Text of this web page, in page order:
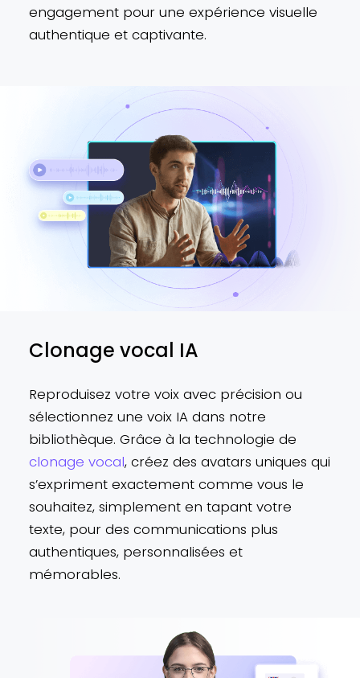
engagement pour une expérience visuelle
authentique et captivante.
Clonage vocal IA
Reproduisez votre voix avec précision ou
sélectionnez une voix IA dans notre
bibliothèque. Grâce à la technologie de
clonage vocal, créez des avatars uniques qui
s’expriment exactement comme vous le
souhaitez, simplement en tapant votre
texte, pour des communications plus
authentiques, personnalisées et
mémorables.